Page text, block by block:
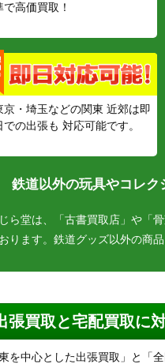
で高価買取！
京・埼玉などの関東 近郊は即
での出張も 対応可能です。
鉄道以外の玩具やコレ
ら堂は、「古書買取店」や「
ります。鉄道グッズ以外の商
張買取と宅配買取に
東を中心とした出張買取」と「